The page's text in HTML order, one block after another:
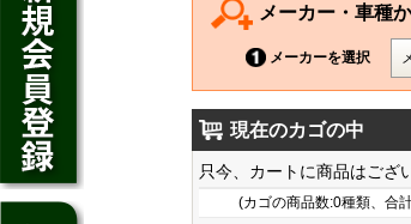
メーカー・車種
メーカーを選択
現在のカゴの中
只今、カートに商品はござ
(カゴの商品数:0種類、合
カムリ
カローラ アクシオ
プレミオ
プリウス
SAI
デイズ
デイズ ルークス